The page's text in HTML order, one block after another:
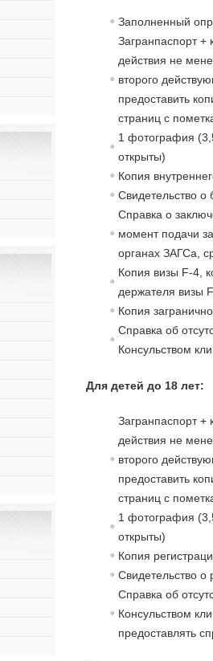
Заполненный
Загранпаспорт +
действия не
второго
предоставить
страниц с
1 фотография
открыты)
Копия
Свидетельство о
Справка о
момент подачи
органах ЗАГСа,
Копия визы F-4,
держателя визы
Копия
Справка об
Консульством
Для детей до 18 лет:
Загранпаспорт +
действия не
второго
предоставить
страниц с
1 фотография
открыты)
Копия
Свидетельство о
Справка об
Консульством
предоставлять